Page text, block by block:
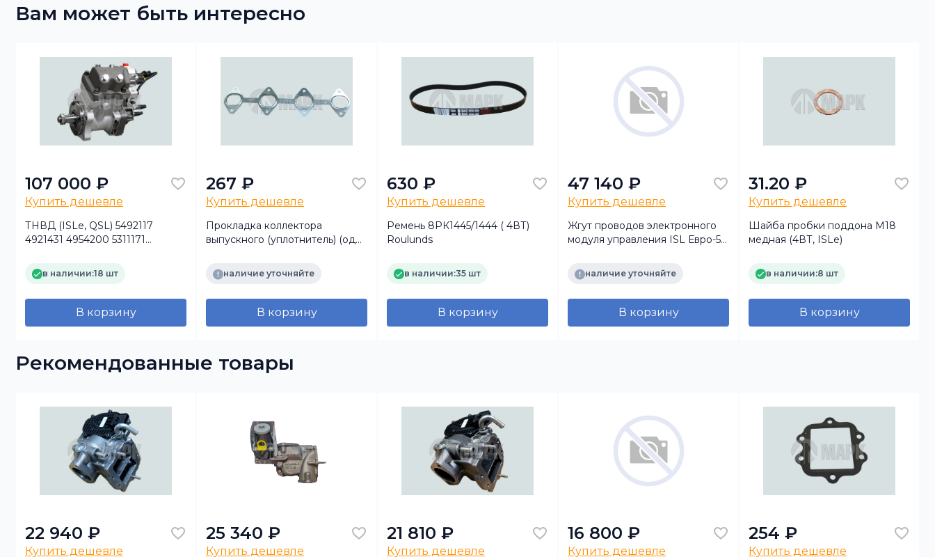
Вам может быть интересно
107 000 ₽
Купить дешевле
ТНВД (ISLe, QSL) 5492117
4921431 4954200 5311171
в наличии:18 шт
В корзину
267 ₽
Купить дешевле
Прокладка коллектора
выпускного (уплотнитель) (одна
DVMARK
наличие уточняйте
В корзину
630 ₽
Купить дешевле
Ремень 8РК1445/1444 ( 4ВТ)
Roulunds
в наличии:35 шт
В корзину
47 140 ₽
Купить дешевле
Жгут проводов электронного
модуля управления ISL Евро-5
наличие уточняйте
В корзину
31.20 ₽
Купить дешевле
Шайба пробки поддона М18
медная (4ВТ, ISLe)
в наличии:8 шт
В корзину
Рекомендованные товары
22 940 ₽
Купить дешевле
25 340 ₽
Купить дешевле
21 810 ₽
Купить дешевле
16 800 ₽
Купить дешевле
254 ₽
Купить дешевле